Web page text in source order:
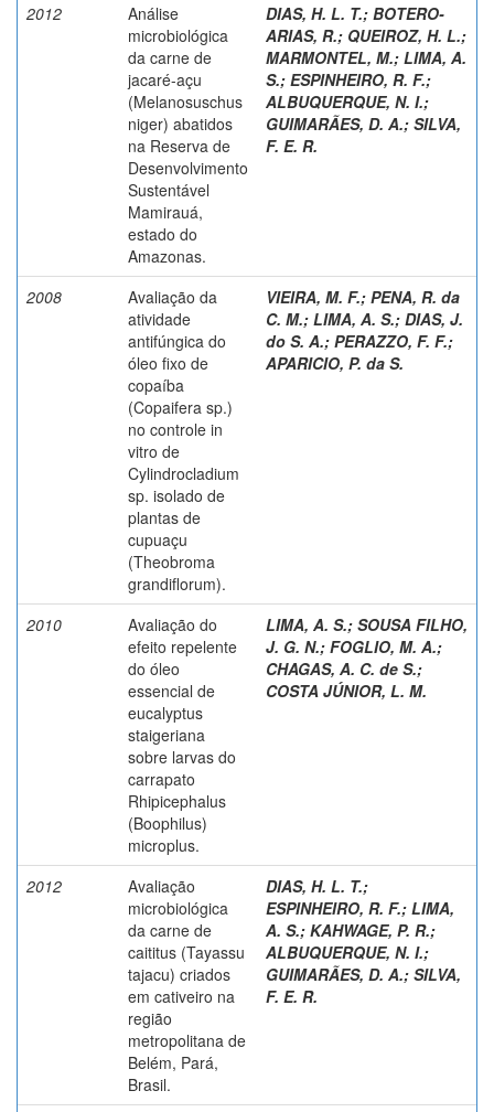
2012
Análise
microbiológica
da carne de
jacaré-açu
(Melanosuschus
niger) abatidos
na Reserva de
Desenvolvimento
Sustentável
Mamirauá,
estado do
Amazonas.
DIAS, H. L. T.; BOTERO-
ARIAS, R.; QUEIROZ, H. L.;
MARMONTEL, M.; LIMA, A.
S.; ESPINHEIRO, R. F.;
ALBUQUERQUE, N. I.;
GUIMARÃES, D. A.; SILVA,
F. E. R.
2008
Avaliação da
atividade
antifúngica do
óleo fixo de
copaíba
(Copaifera sp.)
no controle in
vitro de
Cylindrocladium
sp. isolado de
plantas de
cupuaçu
(Theobroma
grandiflorum).
VIEIRA, M. F.; PENA, R. da
C. M.; LIMA, A. S.; DIAS, J.
do S. A.; PERAZZO, F. F.;
APARICIO, P. da S.
2010
Avaliação do
efeito repelente
do óleo
essencial de
eucalyptus
staigeriana
sobre larvas do
carrapato
Rhipicephalus
(Boophilus)
microplus.
LIMA, A. S.; SOUSA FILHO,
J. G. N.; FOGLIO, M. A.;
CHAGAS, A. C. de S.;
COSTA JÚNIOR, L. M.
2012
Avaliação
microbiológica
da carne de
caititus (Tayassu
tajacu) criados
em cativeiro na
região
metropolitana de
Belém, Pará,
Brasil.
DIAS, H. L. T.;
ESPINHEIRO, R. F.; LIMA,
A. S.; KAHWAGE, P. R.;
ALBUQUERQUE, N. I.;
GUIMARÃES, D. A.; SILVA,
F. E. R.